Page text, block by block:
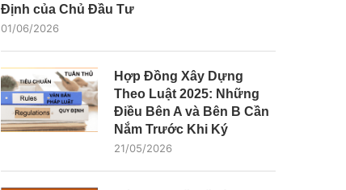
Định của Chủ Đầu Tư
01/06/2026
Hợp Đồng Xây Dựng
Theo Luật 2025: Những
Điều Bên A và Bên B Cần
Nắm Trước Khi Ký
21/05/2026